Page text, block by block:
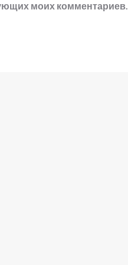
моих комментариев.